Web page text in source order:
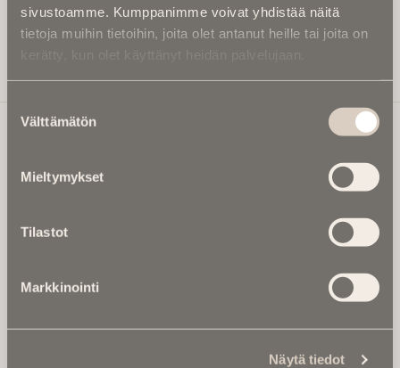
sivustoamme. Kumppanimme voivat yhdistää näitä
tietoja muihin tietoihin, joita olet antanut heille tai joita on
kerätty, kun olet käyttänyt heidän palvelujaan.
valinta
Välttämätön
Mieltymykset
Tilastot
Markkinointi
Näytä tiedot
Tilaa Uutiskirje
Ikuisuusmedia
valtakunnallinen mediabrändi. Julkaisemme uusimmat
kuolinuutiset ja kuolintiedot.
Anna palautetta